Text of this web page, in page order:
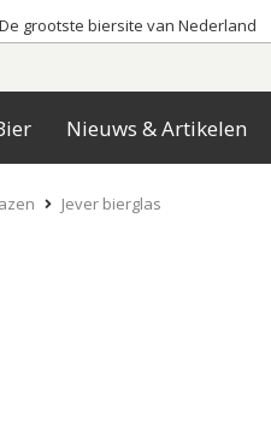
De grootste biersite van Nederland
Nieuws & Artikelen
Jever bierglas